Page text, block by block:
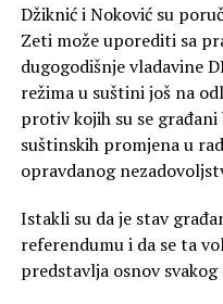
Džiknić i Noković su
Zeti može uporediti sa
dugogodišnje vladavine
režima u suštini još na
protiv kojih su se
suštinskih promjena u
opravdanog
Istakli su da je stav
referendumu i da se ta
predstavlja osnov